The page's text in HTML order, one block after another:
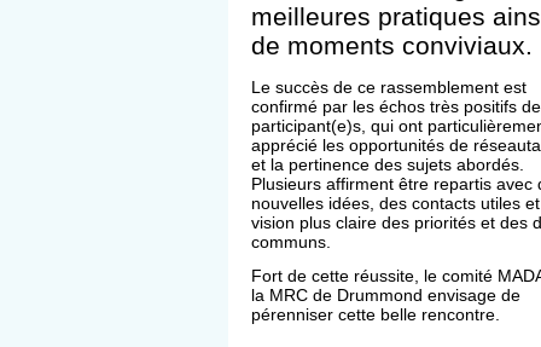
meilleures pratiques
de moments conviviaux.
Le succès de ce rassemblement est
confirmé par les échos très positifs
participant(e)s, qui ont
apprécié les opportunités de
et la pertinence des sujets abordés.
Plusieurs affirment être repartis avec
nouvelles idées, des contacts utiles
vision plus claire des priorités et des
communs.
Fort de cette réussite, le comité
la MRC de Drummond envisage de
pérenniser cette belle rencontre.